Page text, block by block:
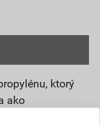
ktorý
ako